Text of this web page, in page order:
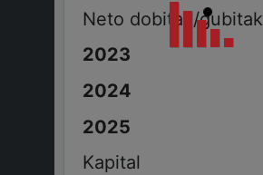
Neto dobitak/gubitak
Kapital